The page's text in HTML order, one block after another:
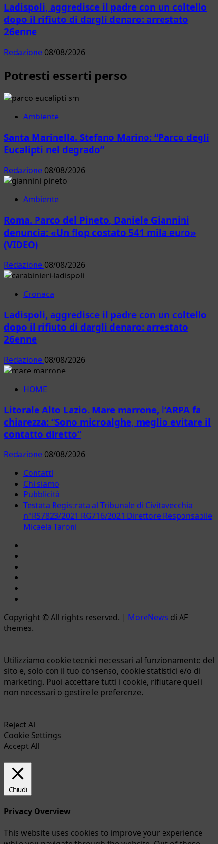
Ladispoli, aggredisce il padre con un coltello
dopo il rifiuto di dargli denaro: arrestato
26enne
Redazione 08/08/2026
Potresti esserti perso
Ambiente
Santa Marinella. Stefano Marino: “Parco degli
Eucalipti nel degrado”
Redazione 08/08/2026
Ambiente
Roma. Parco del Pineto, Daniele Giannini
denuncia: «Un flop costato 541 mila euro»
(VIDEO)
Redazione 08/08/2026
Cronaca
Ladispoli, aggredisce il padre con un coltello
dopo il rifiuto di dargli denaro: arrestato
26enne
Redazione 08/08/2026
HOME
Litorale Alto Lazio. Mare marrone, l’ARPA fa
chiarezza: “Sono microalghe, meglio evitare il
contatto diretto”
Redazione 08/08/2026
Contatti
Chi siamo
Pubblicità
Testata Registrata al Tribunale di Civitavecchia
n°RS7823/2021 RG716/2021 Direttore Responsabile
Micaela Taroni
Naturale
Bracciano-
Copyright © All rights reserved. | MoreNews di AF
themes.
Utilizziamo cookie tecnici necessari al funzionamento del
sito e, solo con il tuo consenso, cookie statistici e/o di
marketing. Puoi accettare tutti i cookie, rifiutare quelli
non necessari o gestire le preferenze.
Reject All
Cookie Settings
Accept All
Chiudi
Privacy Overview
This website uses cookies to improve your experience